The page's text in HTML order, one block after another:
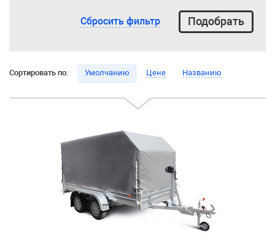
Сбросить фильтр
Сортировать по: Умолчанию Цене Названию